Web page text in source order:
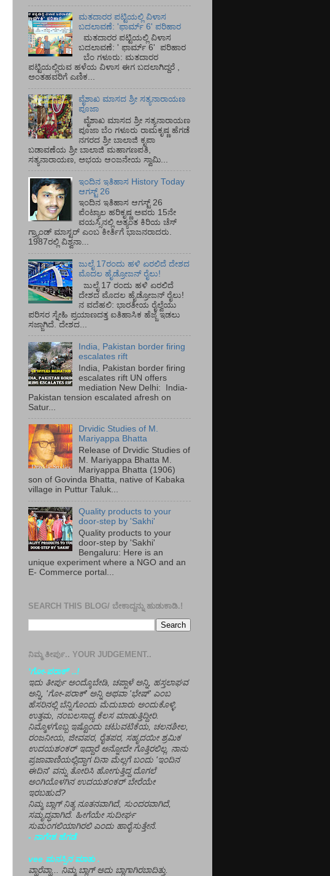
ಮತದಾರರ ಪಟ್ಟಿಯಲ್ಲಿ ವಿಳಾಸ
ಬದಲಾವಣೆ: 'ಫಾರ್ಮ್ 6' ಪರಿಹಾರ
ಮತದಾರರ ಪಟ್ಟಿಯಲ್ಲಿ ವಿಳಾಸ
ಬದಲಾವಣೆ: ' ಫಾರ್ಮ್ 6' ಪರಿಹಾರ
ಬೆಂ ಗಳೂರು: ಮತದಾರರ
ಪಟ್ಟಿಯಲ್ಲಿರುವ ಹಳೆಯ ವಿಳಾಸ ಈಗ ಬದಲಾಗಿದ್ದರೆ ,
ಅಂತಹವರಿಗೆ ಎಣಿಕ...
ವೈಶಾಖ ಮಾಸದ ಶ್ರೀ ಸತ್ಯನಾರಾಯಣ
ಪೂಜಾ
ವೈಶಾಖ ಮಾಸದ ಶ್ರೀ ಸತ್ಯನಾರಾಯಣ
ಪೂಜಾ ಬೆಂ ಗಳೂರು ರಾಮಕೃಷ್ಣ ಹೆಗಡೆ
ನಗರದ ಶ್ರೀ ಬಾಲಾಜಿ ಕೃಪಾ
ಬಡಾವಣೆಯ ಶ್ರೀ ಬಾಲಾಜಿ ಮಹಾಗಣಪತಿ,
ಸತ್ಯನಾರಾಯಣ, ಅಭಯ ಆಂಜನೇಯ ಸ್ವಾಮಿ...
ಇಂದಿನ ಇತಿಹಾಸ History Today
ಆಗಸ್ಟ್ 26
ಇಂದಿನ ಇತಿಹಾಸ ಆಗಸ್ಟ್ 26
ಪೆಂಟ್ಯಾಲ ಹರಿಕೃಷ್ಣ ಅವರು 15ನೇ
ವಯಸ್ಸಿನಲ್ಲಿ ಅತ್ಯಂತ ಕಿರಿಯ ಚೆಸ್
ಗ್ರ್ಯಾಂಡ್ ಮಾಸ್ಟರ್ ಎಂಬ ಕೀರ್ತಿಗೆ ಭಾಜನರಾದರು.
1987ರಲ್ಲಿ ವಿಶ್ವನಾ...
ಜುಲೈ 17ರಂದು ಹಳಿ ಏರಲಿದೆ ದೇಶದ
ಮೊದಲ ಹೈಡ್ರೋಜನ್ ರೈಲು!
ಜುಲೈ 17 ರಂದು ಹಳಿ ಏರಲಿದೆ
ದೇಶದ ಮೊದಲ ಹೈಡ್ರೋಜನ್ ರೈಲು!
ನ ವದೆಹಲಿ: ಭಾರತೀಯ ರೈಲ್ವೆಯು
ಪರಿಸರ ಸ್ನೇಹಿ ಪ್ರಯಾಣದತ್ತ ಐತಿಹಾಸಿಕ ಹೆಜ್ಜೆ ಇಡಲು
ಸಜ್ಜಾಗಿದೆ. ದೇಶದ...
India, Pakistan border firing
escalates rift
India, Pakistan border firing
escalates rift UN offers
mediation New Delhi: India-
Pakistan tension escalated afresh on
Satur...
Drvidic Studies of M.
Mariyappa Bhatta
Release of Drvidic Studies of
M. Mariyappa Bhatta M.
Mariyappa Bhatta (1906)
son of Govinda Bhatta, native of Kabaka
village in Puttur Taluk...
Quality products to your
door-step by 'Sakhi'
Quality products to your
door-step by 'Sakhi'
Bengaluru: Here is an
unique experiment where a NGO and an
E- Commerce portal...
SEARCH THIS BLOG/ ಬೇಕಾದ್ದನ್ನು ಹುಡುಕಾಡಿ.!
ನಿಮ್ಮ ತೀರ್ಪು.. YOUR JUDGEMENT..
'ಗೋ-ಪರಾಕ್' ..!
ಇದು ತೀರ್ಪು ಅಂದ್ಕೊಬೇಡಿ, ಚಪ್ಪಾಳೆ ಅನ್ನಿ, ಹಸ್ತಲಾಘವ
ಅನ್ನಿ, 'ಗೋ-ಪರಾಕ್' ಅನ್ನಿ ಅಥವಾ 'ಭೇಷ್' ಎಂಬ
ಹೆಸರಿನಲ್ಲಿ ಬೆನ್ನಿಗೊಂದು ಮೆದುಬಾರು ಅಂದುಕೊಳ್ಳಿ.
ಉತ್ತಮ, ನಂಬಲಸಾಧ್ಯ ಕೆಲಸ ಮಾಡುತ್ತಿದ್ದೀರಿ.
ನಿಮ್ಮೊಳಗೊಬ್ಬ ಇಷ್ಟೊಂದು ಚಟುವಟಿಕೆಯ, ಚಲನಶೀಲ,
ರಂಜನೀಯ, ಜೀವಪರ, ರೈತಪರ, ಸಹೃದಯೀ ಶ್ರಮಿಕ
ಉದಯಶಂಕರ್ ಇದ್ದಾರೆ ಅನ್ನೋದೇ ಗೊತ್ತಿರಲಿಲ್ಲ. ನಾನು
ಪ್ರಜಾವಾಣಿಯಲ್ಲಿದ್ದಾಗ ದಿನಾ ಮೆಲ್ಲಗೆ ಬಂದು 'ಇಂದಿನ
ಈದಿನ' ವನ್ನು ತೋರಿಸಿ ಹೋಗುತ್ತಿದ್ದ ದೊಗಲೆ
ಅಂಗಿಯೊಳಗಿನ ಉದಯಶಂಕರ್ ಬೇರೆಯೇ
ಇರಬಹುದೆ?
ನಿಮ್ಮ ಬ್ಲಾಗ್ ನಿತ್ಯ ನೂತನವಾಗಿದೆ, ಸುಂದರವಾಗಿದೆ,
ಸಮೃದ್ಧವಾಗಿದೆ. ಹೀಗೆಯೇ ಸುದೀರ್ಘ
ಸುಮಂಗಲಿಯಾಗಿರಲಿ ಎಂದು ಹಾರೈಸುತ್ತೇನೆ.
- ನಾಗೇಶ ಹೆಗಡೆ
vee ಮನಸ್ಸಿನ ಮಾತು .
ವ್ಹಾರೆವ್ಹಾ... ನಿಮ್ಮ ಬ್ಲಾಗ್ ಅದು ಬ್ಲಾಗಾಗಿರಬಾದಿತ್ತು.